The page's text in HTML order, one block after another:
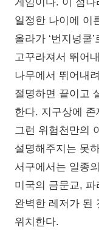
일정한 나이에 이
올라가 ‘번지넝쿨
고꾸라져서 뛰어
나무에서 뛰어내
절명하면 끝이고
한다. 지구상에
그런 위험천만의
설명해주지는 못
서구에서는 일종
미국의 금문교,
완벽한 레저가 된
위치한다.